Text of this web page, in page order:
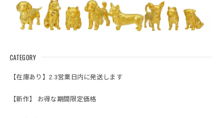
CATEGORY
【在庫あり】2.3営業日内に発送します
【新作】 お得な期間限定価格